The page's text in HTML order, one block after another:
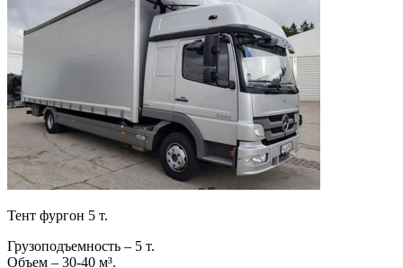
Тент фургон 5 т.
Грузоподъемность – 5 т.
Объем – 30-40 м³.